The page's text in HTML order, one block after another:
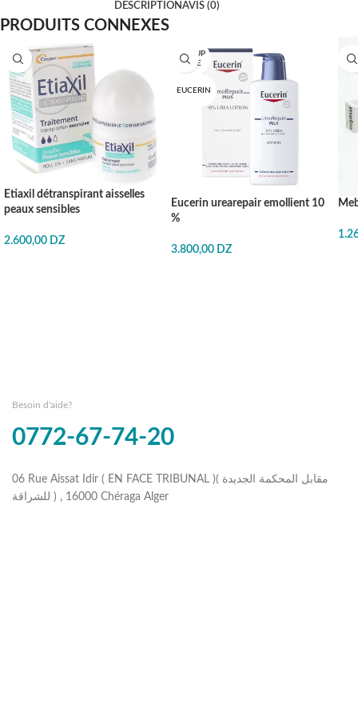
DESCRIPTIONAVIS (0)
PRODUITS CONNEXES
Etiaxil détranspirant aisselles
peaux sensibles
2.600,00 DZ
EN RUP
TURE
EUCERIN
Eucerin urearepair emollient 10
%
3.800,00 DZ
Besoin d'aide?
0772-67-74-20
06 Rue Aissat Idir ( EN FACE TRIBUNAL )( مقابل المحكمة الجديدة
للشراقة ) , 16000 Chéraga Alger